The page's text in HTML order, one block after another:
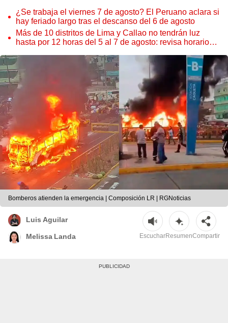
¿Se trabaja el viernes 7 de agosto? El Peruano aclara si
hay feriado largo tras el descanso del 6 de agosto
Más de 10 distritos de Lima y Callao no tendrán luz
hasta por 12 horas del 5 al 7 de agosto: revisa horarios y
Bomberos atienden la emergencia | Composición LR | RGNoticias
Luis Aguilar
Melissa Landa EscucharResumenCompartir